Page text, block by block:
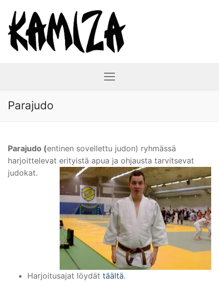
sisältöön
Parajudo
Parajudo (entinen sovellettu judon) ryhmässä
harjoittelevat erityistä apua ja ohjausta tarvitsevat
judokat.
Harjoitusajat löydät täältä.